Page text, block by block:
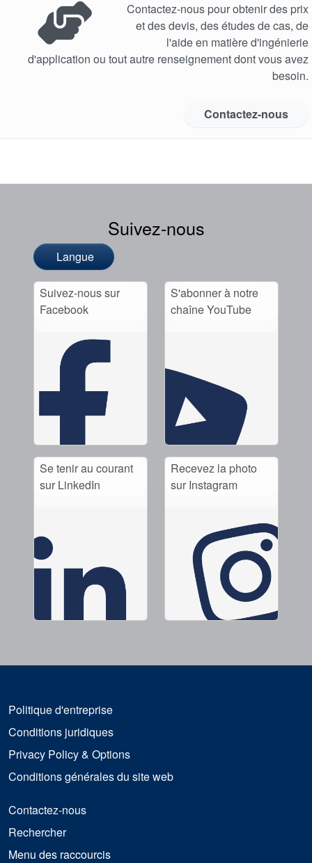
Contactez-nous pour obtenir des prix
et des devis, des études de cas, de
l'aide en matière d'ingénierie
d'application ou tout autre renseignement dont vous avez
besoin.
Contactez-nous
Suivez-nous
Langue
Suivez-nous sur
Facebook
S'abonner à notre
chaîne YouTube
Se tenir au courant
sur LinkedIn
Recevez la photo
sur Instagram
Politique d'entreprise
Conditions juridiques
Privacy Policy & Options
Conditions générales du site web
Contactez-nous
Rechercher
Menu des raccourcis